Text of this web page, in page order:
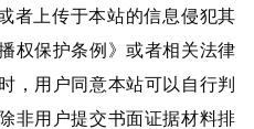
者上传于本站的信息侵犯其
权保护条例》或者相关法律
，用户同意本站可以自行判
非用户提交书面证据材料排